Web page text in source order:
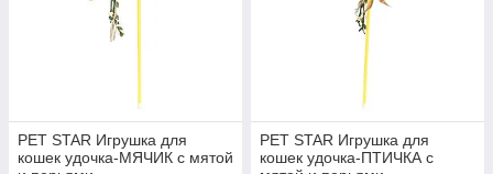
PET STAR Игрушка для
кошек удочка-МЯЧИК с мятой
PET STAR Игрушка для
кошек удочка-ПТИЧКА с